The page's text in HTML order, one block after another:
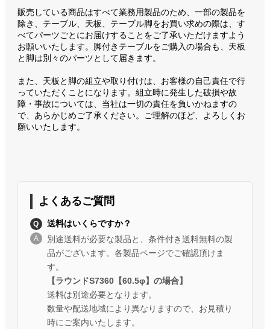
販売している商品はすべて業務用製品のため、一部の製品を
除き、テーブル、天板、テーブル脚をお買い求めの際は、す
べてパーツごとにお届けすることをご了承いただけますよう
お願いいたします。脚付きテーブルをご購入の場合も、天板
と脚は別々のパーツとして届きます。
また、天板と脚の組立や取り付けは、お客様の自己責任で行
っていただくことになります。組立時に発生した破損や故
障・事故については、当社は一切の責任を負いかねますの
で、あらかじめご了承ください。ご理解のほど、よろしくお
願いいたします。
よくあるご質問
送料はいくらですか？
別途送料が必要な製品と、条件付き送料無料の製
品がございます。各製品ページでご確認頂けま
す。
【ラウンドS7360【60.5φ】の場合】
送料は別途必要となります。
数量や配送地域により異なりますので、お見積り
時にご案内いたします。